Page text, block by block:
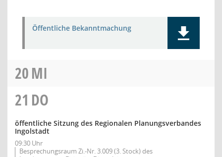
Öffentliche Bekanntmachung
20MI
21 DO
öffentliche Sitzung des Regionalen Planungsverbandes
Ingolstadt
09:30 Uhr
Besprechungsraum Zi.-Nr. 3.009 (3. Stock) des